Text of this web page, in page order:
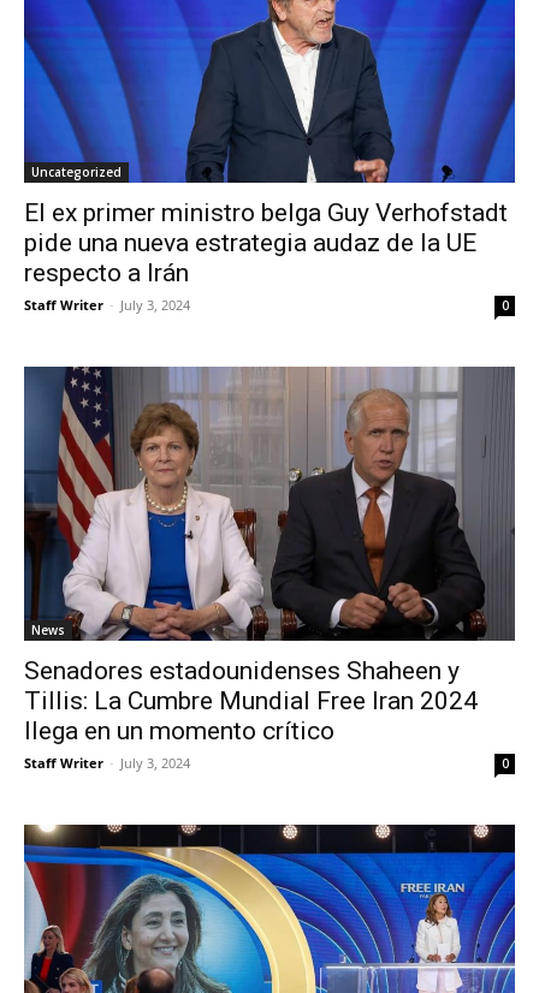
Uncategorized
El ex primer ministro belga Guy Verhofstadt
pide una nueva estrategia audaz de la UE
respecto a Irán
Staff Writer - July 3, 2024 0
News
Senadores estadounidenses Shaheen y
Tillis: La Cumbre Mundial Free Iran 2024
llega en un momento crítico
Staff Writer - July 3, 2024 0